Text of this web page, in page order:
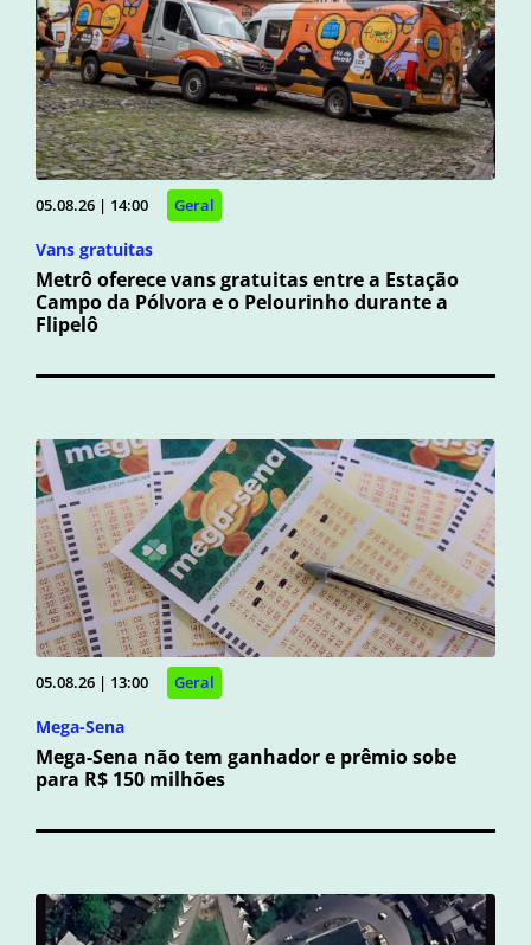
05.08.26 | 14:00 Geral
Vans gratuitas
Metrô oferece vans gratuitas entre a Estação
Campo da Pólvora e o Pelourinho durante a
Flipelô
05.08.26 | 13:00 Geral
Mega-Sena
Mega-Sena não tem ganhador e prêmio sobe
para R$ 150 milhões